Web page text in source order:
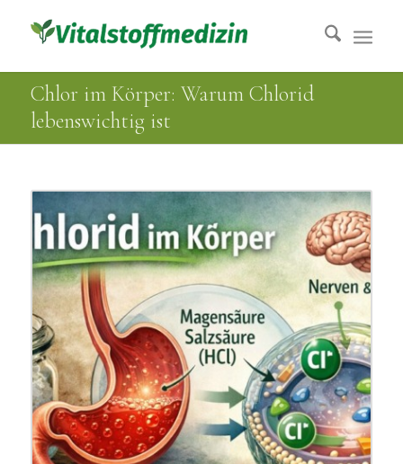
Chlor im Körper: Warum Chlorid
lebenswichtig ist